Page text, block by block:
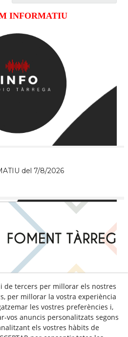
INFORMATIU
de tercers per millorar els nostres
per millorar la vostra experiència
les vostres preferències i,
vos anuncis personalitzats segons
els vostres hàbits de